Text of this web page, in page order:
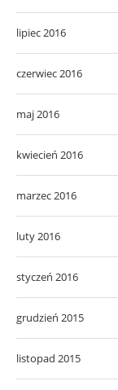
lipiec 2016
czerwiec 2016
maj 2016
kwiecień 2016
marzec 2016
luty 2016
styczeń 2016
grudzień 2015
listopad 2015